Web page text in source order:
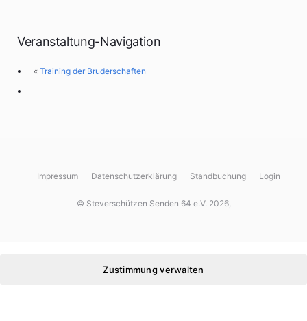
Veranstaltung-Navigation
«Training der Bruderschaften
Impressum Datenschutzerklärung Standbuchung Login
© Steverschützen Senden 64 e.V. 2026,
Zustimmung verwalten